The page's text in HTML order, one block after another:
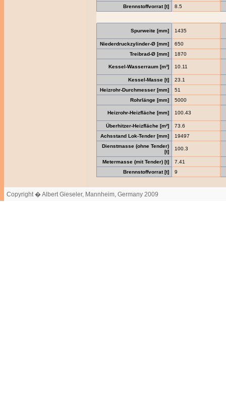
Brennstoffvorrat [t]
8.5
Spurweite [mm] 1435
Niederdruckzylinder-Ø [mm]
650
Treibrad-Ø [mm]
1870
Kessel-Wasserraum [m³] 10.11
Kessel-Masse [t]
23.1
Heizrohr-Durchmesser [mm]
51
Rohrlänge [mm]
5000
Heizrohr-Heizfläche [mm] 100.43
Überhitzer-Heizfläche [m²]
73.6
Achsstand Lok-Tender [mm]
19497
Dienstmasse (ohne Tender)
[t]
100.3
Metermasse (mit Tender) [t]
7.41
Brennstoffvorrat [t]
9
Copyright � Albert Gieseler, Mannheim, Germany 2009